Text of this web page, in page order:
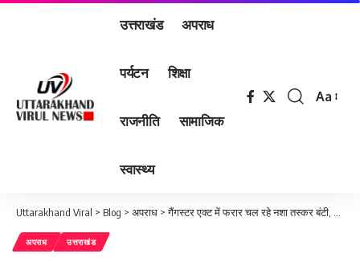
उत्तराखंड अपराध
पर्यटन शिक्षा
राजनीति सामाजिक
स्वास्थ्य
Font
Aa
Uttarakhand Viral > Blog > अपराध >गैंगस्टर एक्ट में फरार चल रहे नशा तस्कर बंटी, बबली को पौड़ी पुलिस ने फिर किया गिरफ्तार
अपराध उत्तराखंड